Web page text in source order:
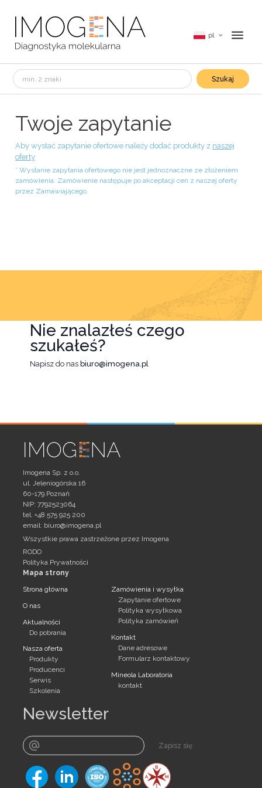
pl
Szukaj
Twoje zapytanie
Aby wysłać zapytanie ofertowe należy dodać produkty z naszej
oferty
* Wysłanie zapytania ofertowego nie jest jednoznaczne ze złożeniem
zamówienia. Zamówienie następuje po akceptacji cen z naszej oferty
przez Zamawiającego.
Nie znalazłeś czego
szukałeś?
Napisz do nas biuro@imogena.pl
Imogena Sp. z o.o.
ul. Jeleniogórska 16
60-179 Poznań
NIP: 7792523064
tel. +48 575 925 200
email: biuro@imogena.pl
Wszystkie prawa zastrzeżone przez Imogena
RODO
Polityka Prywatności
Mapa strony
Strona główna
O nas
Aktualności
Do pobrania
Nasza oferta
Produkty
Producenci
Serwis
Szkolenia
Zamówienia i wysyłka
Zapytanie ofertowe
Polityka wysyłkowa
Polityka zamówień
Kontakt
Dane adresowe
Formularz kontaktowy
Mineola Laboratoria
kontakt
Newsletter
Zapisz się